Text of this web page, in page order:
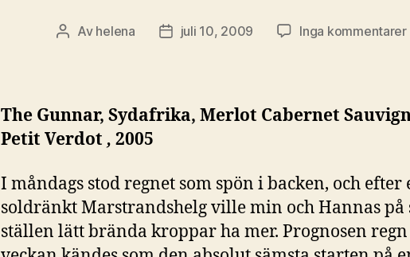
Inläggsförfattare
Av helena Inläggsdatum
juli 10, 2009 Inga kommentarer
The Gunnar, Sydafrika, Merlot Cabernet
Petit Verdot , 2005
I måndags stod regnet som spön i backen, och efter
soldränkt Marstrandshelg ville min och Hannas på
ställen lätt brända kroppar ha mer. Prognosen